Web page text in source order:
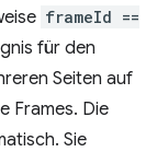
frameId ==
für den
Seiten auf
Frames. Die
Sie